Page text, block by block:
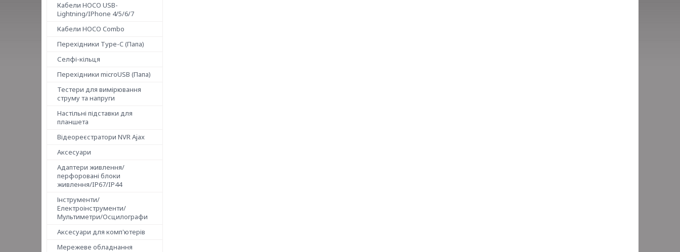
Кабели HOCO USB-
Lightning/IPhone 4/5/6/7
Кабели HOCO Combo
Перехідники Type-C (Папа)
Селфі-кільця
Перехідники microUSB (Папа)
Тестери для вимірювання
струму та напруги
Настільні підставки для
планшета
Відеореєстратори NVR Ajax
Аксесуари
Адаптери живлення/
перфоровані блоки
живлення/IP67/IP44
Інструменти/
Електроінструменти/
Мультиметри/Осцилографи
Аксесуари для комп'ютерів
Мережеве обладнання